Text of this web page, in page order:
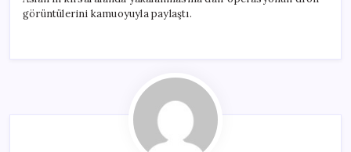
görüntülerini kamuoyuyla paylaştı.